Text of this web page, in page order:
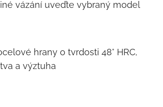
vázání uveďte vybraný model
hrany o tvrdosti 48° HRC,
a výztuha